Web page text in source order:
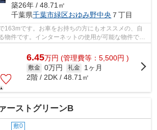
築26年 / 48.71㎡
千葉県千葉市緑区おゆみ野中央 ７丁目
です。お車をお持ちの方にもオススメの、自
物件です。インターネットの使用が可能な物件で
賃貸情報が株式会...
6.45万円 (管理費等：5,500円 )
敷金 0万円 礼金
1ヶ月
2階 / 2DK / 48.71㎡
ーストグリーンB
敷0